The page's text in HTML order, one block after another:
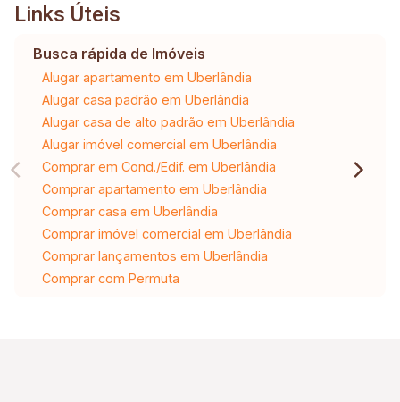
Links Úteis
Busca rápida de Imóveis
Alugar apartamento em Uberlândia
Alugar casa padrão em Uberlândia
Alugar casa de alto padrão em Uberlândia
Alugar imóvel comercial em Uberlândia
Comprar em Cond./Edif. em Uberlândia
Comprar apartamento em Uberlândia
Comprar casa em Uberlândia
Comprar imóvel comercial em Uberlândia
Comprar lançamentos em Uberlândia
Comprar com Permuta